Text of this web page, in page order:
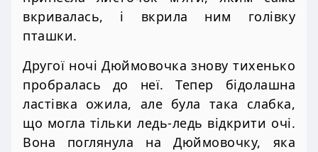
вкривалась, і вкрила ним голівку
пташки.
Другої ночі Дюймовочка знову тихенько
пробралась до неї. Тепер бідолашна
ластівка ожила, але була така слабка,
що могла тільки ледь-ледь відкрити очі.
Вона поглянула на Дюймовочку, яка